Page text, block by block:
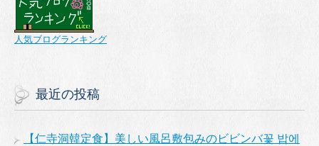
人気ブログランキング
最近の投稿
【仁寺洞韓定食】美しい風呂敷包みのビビンバ꽃 밥에